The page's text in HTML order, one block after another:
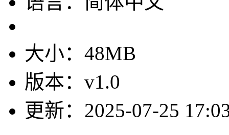
大小：48MB
版本：v1.0
更新：2025-07-25